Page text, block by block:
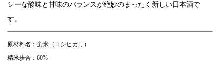
シーな酸味と甘味のバランスが絶妙のまったく新しい日本酒で
す。
原材料名：蛍米（コシヒカリ）
精米歩合：60%